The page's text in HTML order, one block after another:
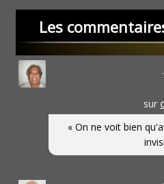
Les
sur
« On ne voit bien